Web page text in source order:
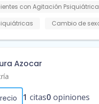
con Agitación Psiquiátrica
Cambio de
Azocar
1 citas0 opiniones